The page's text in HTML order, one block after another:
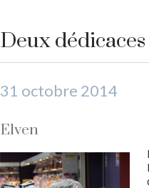
Deux
31 octobre 2014
Elven